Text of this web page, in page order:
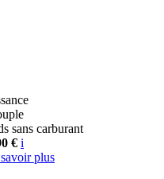
sans carburant
€ i
plus